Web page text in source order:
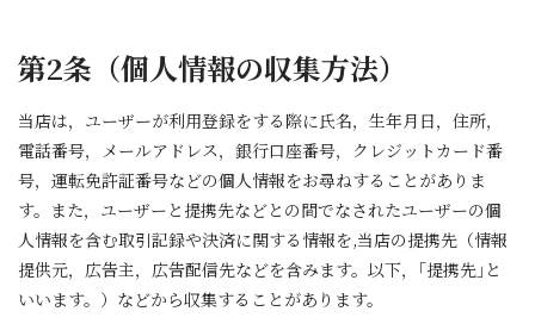
第2条（個人情報の収集方法）
当店は，ユーザーが利用登録をする際に氏名，生年月日，住所，
電話番号，メールアドレス，銀行口座番号，クレジットカード番
号，運転免許証番号などの個人情報をお尋ねすることがありま
す。また，ユーザーと提携先などとの間でなされたユーザーの個
人情報を含む取引記録や決済に関する情報を,当店の提携先（情報
提供元，広告主，広告配信先などを含みます。以下，｢提携先｣と
いいます。）などから収集することがあります。